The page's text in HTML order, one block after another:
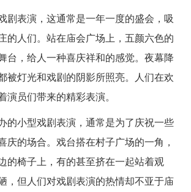
剧表演，这通常是一年一度的盛会，吸
的人们。站在庙会广场上，五颜六色的
台，给人一种喜庆祥和的感觉。夜幕降
被灯光和戏剧的阴影所照亮。人们在欢
演员们带来的精彩表演。
的小型戏剧表演，通常是为了庆祝一些
庆的场合。戏台搭在村子广场的一角，
的椅子上，有的甚至挤在一起站着观
，但人们对戏剧表演的热情却不亚于庙